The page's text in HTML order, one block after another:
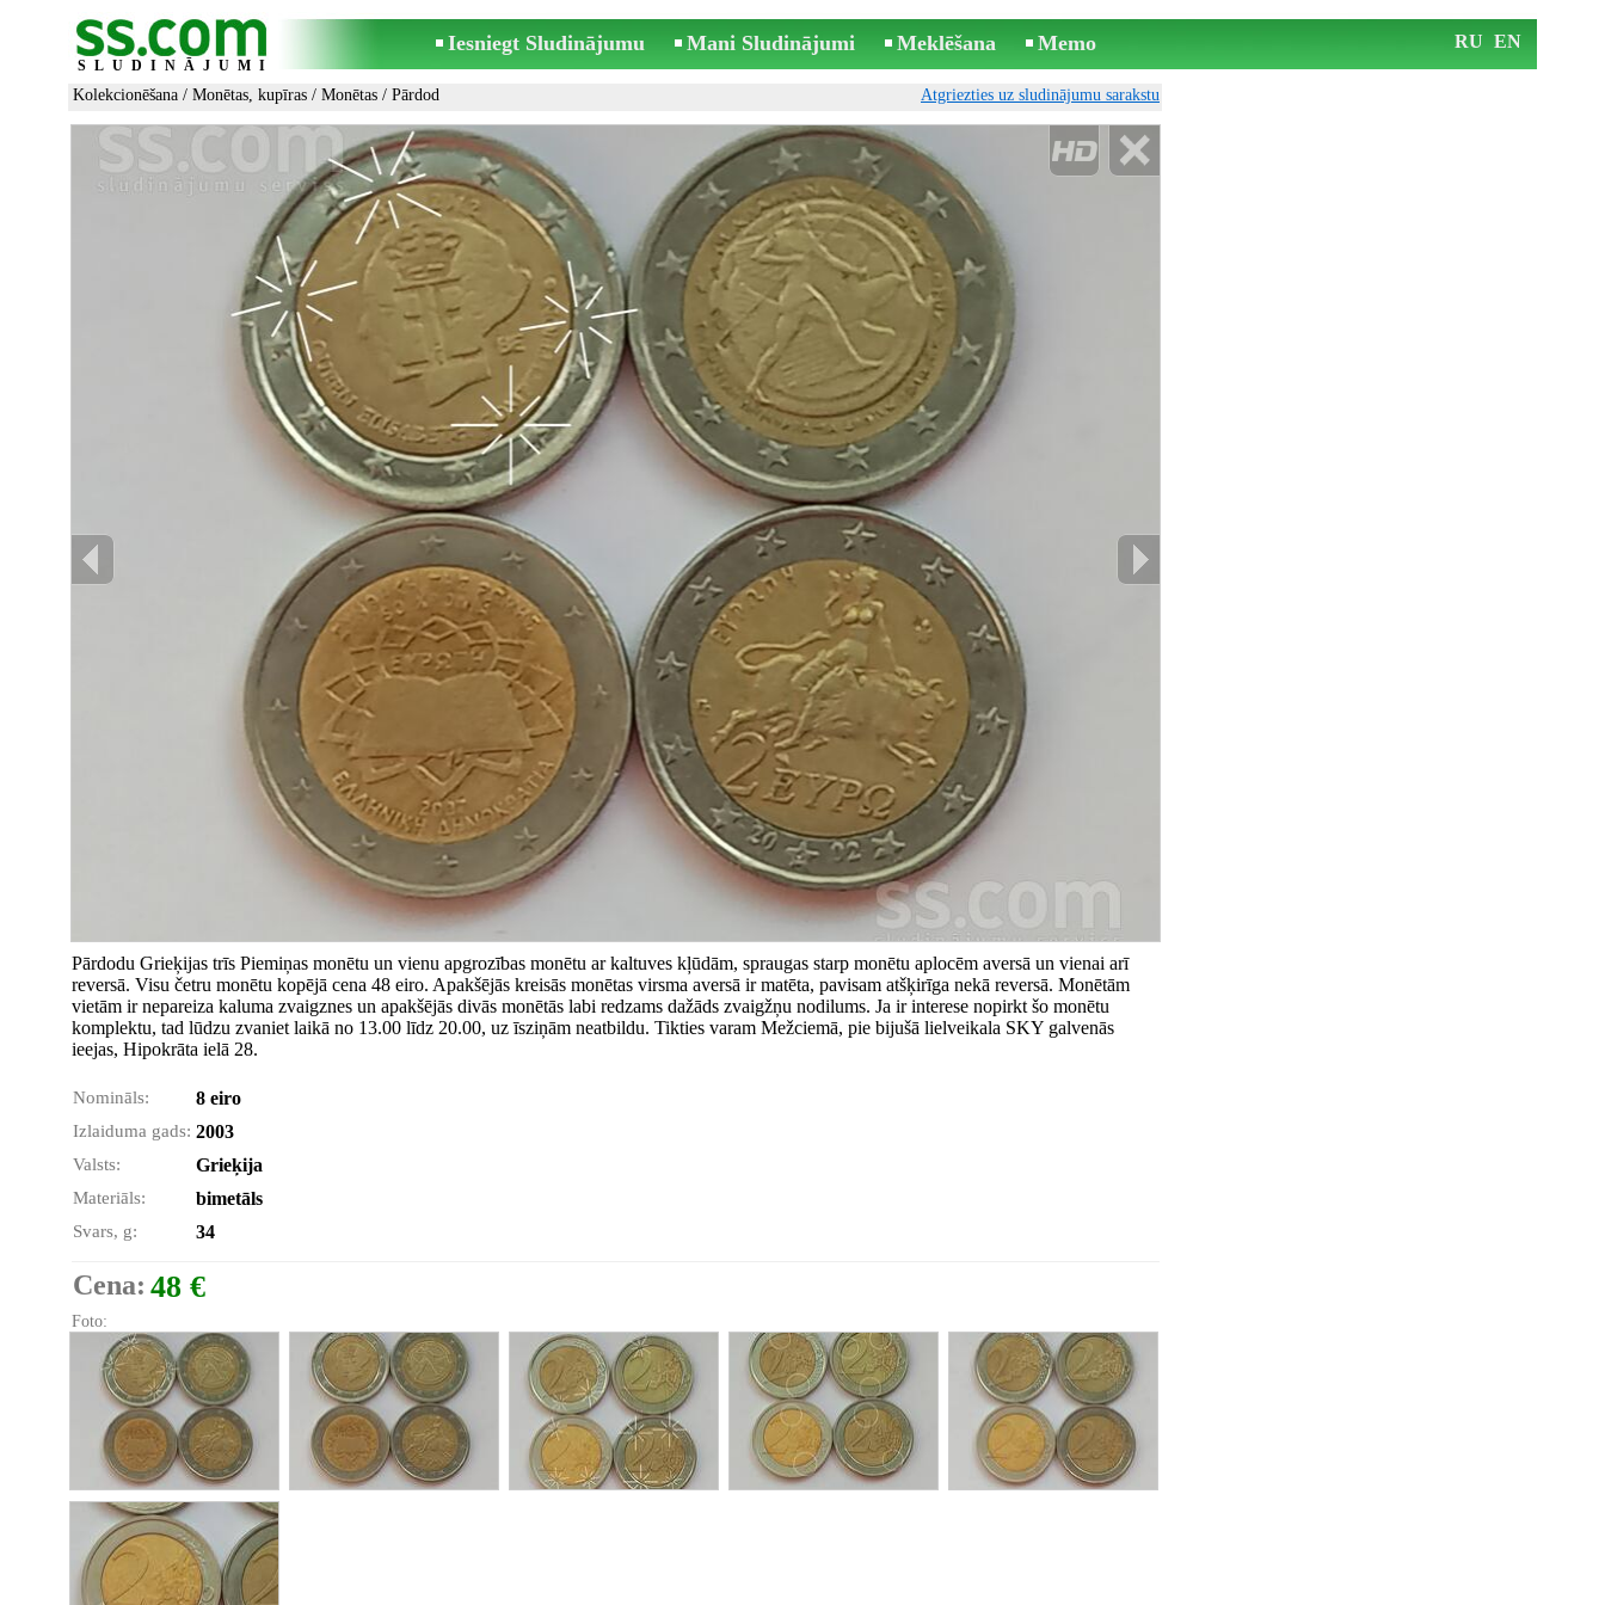
SLUDINĀJUMI
Iesniegt Sludinājumu Mani Sludinājumi Meklēšana Memo RU EN
Kolekcionēšana / Monētas, kupīras / Monētas / Pārdod Atgriezties uz sludinājumu sarakstu
Pārdodu Grieķijas trīs Piemiņas monētu un vienu apgrozības monētu ar kaltuves kļūdām, spraugas starp monētu aplocēm aversā un vienai arī
reversā. Visu četru monētu kopējā cena 48 eiro. Apakšējās kreisās monētas virsma aversā ir matēta, pavisam atšķirīga nekā reversā. Monētām
vietām ir nepareiza kaluma zvaigznes un apakšējās divās monētās labi redzams dažāds zvaigžņu nodilums. Ja ir interese nopirkt šo monētu
komplektu, tad lūdzu zvaniet laikā no 13.00 līdz 20.00, uz īsziņām neatbildu. Tikties varam Mežciemā, pie bijušā lielveikala SKY galvenās
ieejas, Hipokrāta ielā 28.
Nomināls: 8 eiro
Izlaiduma gads: 2003
Valsts: Grieķija
Materiāls: bimetāls
Svars, g: 34
Cena: 48 €
Foto: